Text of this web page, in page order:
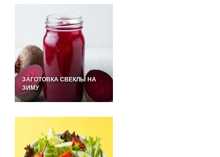
ЗАГОТОВКА СВЕКЛЫ НА
ЗИМУ